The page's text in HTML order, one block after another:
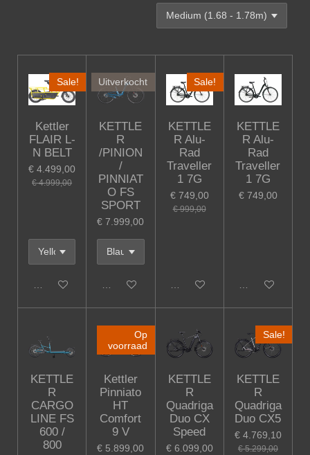
Sale!
Kettler
FLAIR L-
N BELT
€ 4.499,00
€ 4.999,00
In winkelwagen
Uitverkocht
KETTLE
R
/PINION
/
PINNIAT
O FS
SPORT
€ 7.999,00
Houd mij op de hoogte
Sale!
KETTLE
R Alu-
Rad
Traveller
1 7G
€ 749,00
€ 999,00
In winkelwagen
KETTLE
R Alu-
Rad
Traveller
1 7G
€ 749,00
In winkelwagen
KETTLE
R
CARGO
LINE FS
600 /
800
Op
voorraad
Kettler
Pinniato
HT
Comfort
9 V
€ 5.899,00
KETTLE
R
Quadriga
Duo CX
Speed
€ 6.099,00
Sale!
KETTLE
R
Quadriga
Duo CX5
€ 4.769,10
€ 5.299,00